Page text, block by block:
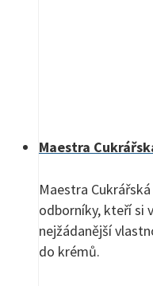
Maestra
Maestra
odborníky, kteří si
nejžádanější
do krémů.